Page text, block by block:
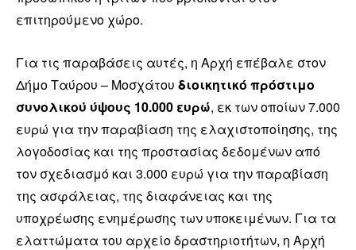
επιτηρούμενο χώρο.
Για τις παραβάσεις αυτές, η Αρχή επέβαλε στον
Δήμο Ταύρου – Μοσχάτου διοικητικό πρόστιμο
συνολικού ύψους 10.000 ευρώ, εκ των οποίων 7.000
ευρώ για την παραβίαση της ελαχιστοποίησης, της
λογοδοσίας και της προστασίας δεδομένων από
τον σχεδιασμό και 3.000 ευρώ για την παραβίαση
της ασφάλειας, της διαφάνειας και της
υποχρέωσης ενημέρωσης των υποκειμένων. Για τα
ελαττώματα του αρχείο δραστηριοτήτων, η Αρχή